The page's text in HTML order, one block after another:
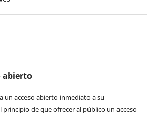
abierto
un acceso abierto inmediato a su
de que ofrecer al público un acceso